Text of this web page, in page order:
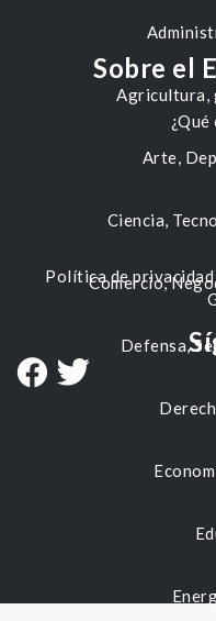
Agricultura,
Arte,
Ciencia,
Comercio,
Defensa,
Sobre el
¿Qué
Política de privacidad